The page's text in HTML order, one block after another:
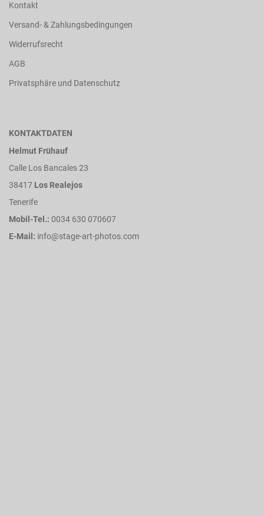
Kontakt
Versand- & Zahlungsbedingungen
Widerrufsrecht
AGB
Privatsphäre und Datenschutz
KONTAKTDATEN
Helmut Frühauf
Calle Los Bancales 23
38417 Los Realejos
Tenerife
Mobil-Tel.: 0034 630 070607
E-Mail: info@stage-art-photos.com